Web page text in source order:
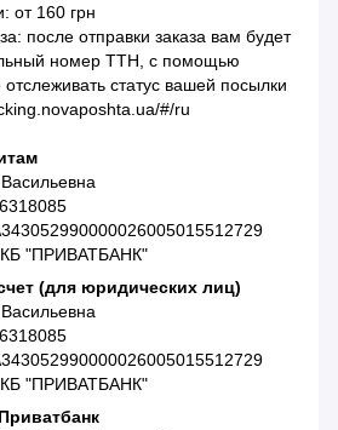
от 160 грн
после отправки заказа вам будет
номер ТТН, с помощью
статус вашей посылки
#/ru
КБ "ПРИВАТБАНК"
(для юридических лиц)
КБ "ПРИВАТБАНК"